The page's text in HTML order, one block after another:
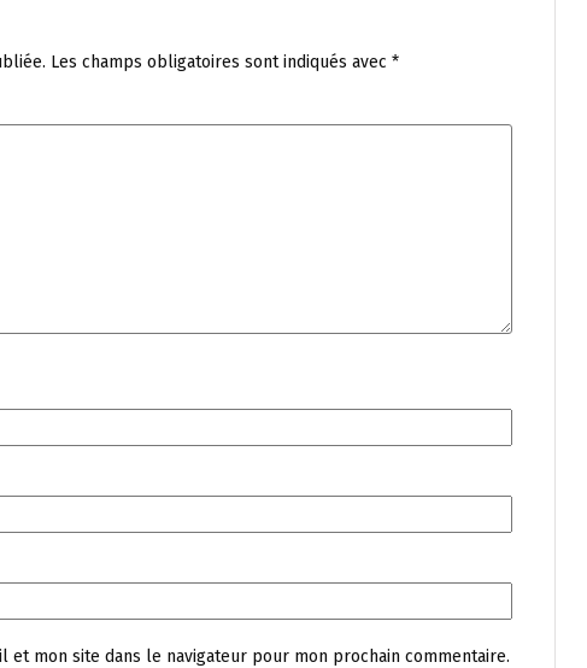
Les champs obligatoires sont indiqués avec *
et mon site dans le navigateur pour mon prochain commentaire.